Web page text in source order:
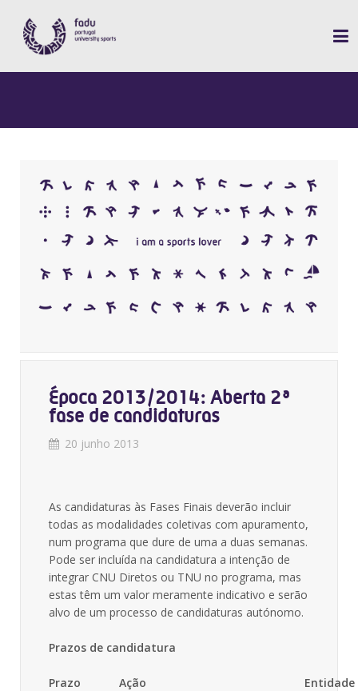
Época 2013/2014: Aberta 2ª
fase de candidaturas
20 junho 2013
As candidaturas às Fases Finais deverão incluir
todas as modalidades coletivas com apuramento,
num programa que dure de uma a duas semanas.
Pode ser incluída na candidatura a intenção de
integrar CNU Diretos ou TNU no programa, mas
estas têm um valor meramente indicativo e serão
alvo de um processo de candidaturas autónomo.
Prazos de candidatura
Prazo Ação
Entidade